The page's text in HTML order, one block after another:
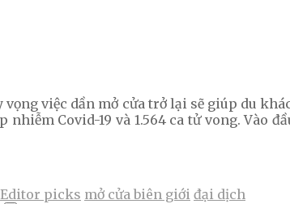
việc dần mở cửa trở lại sẽ giúp du
nhiễm Covid-19 và 1.564 ca tử vong. Vào
Editor picks mở cửa biên giới đại dịch